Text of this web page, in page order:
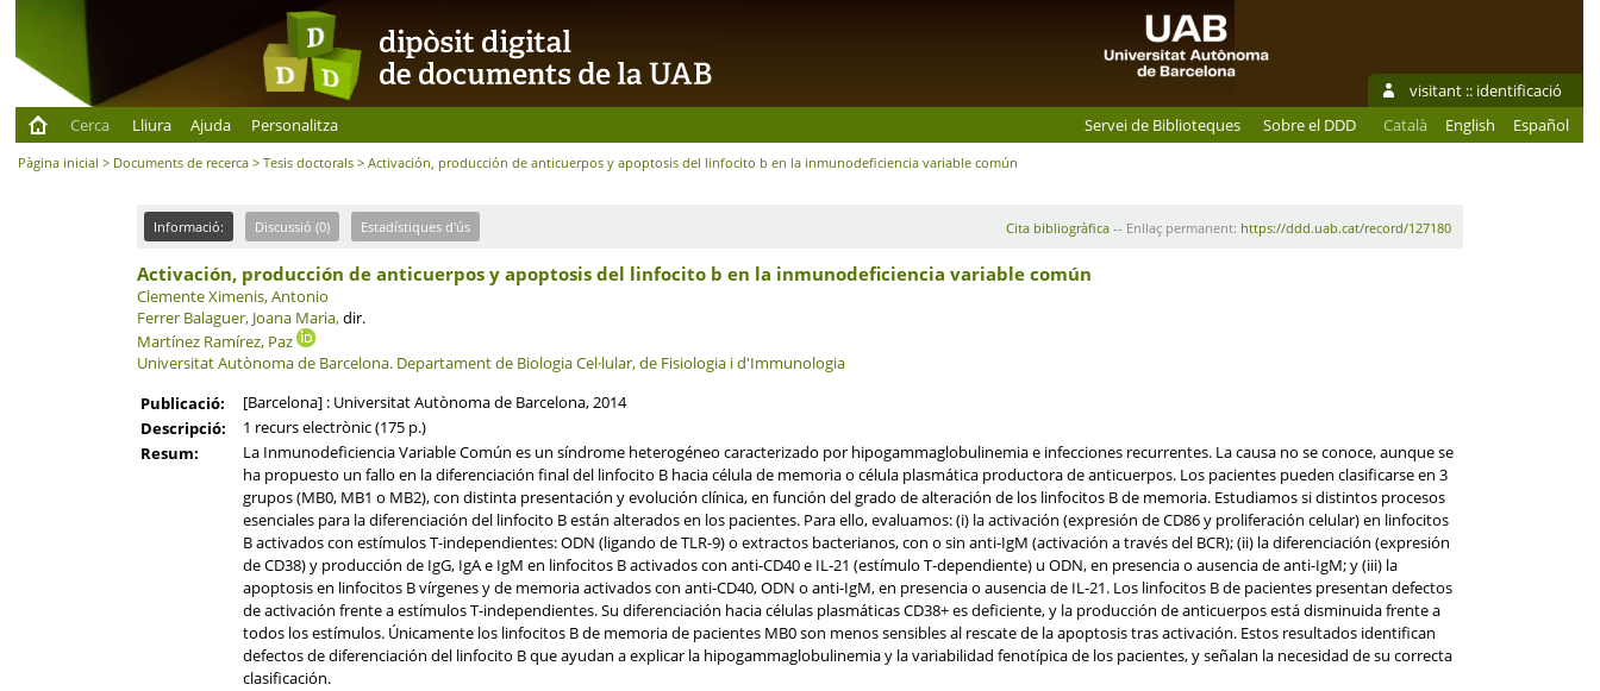
visitant :: identificació
Cerca
Lliura Ajuda Personalitza Servei de Biblioteques Sobre el DDD Català English Español
Pàgina inicial > Documents de recerca >Tesis doctorals > Activación, producción de anticuerpos y apoptosis del linfocito b en la inmunodeficiencia variable común
Informació: Discussió (0) Estadístiques d'ús Cita bibliogràfica-- Enllaç permanent: https://ddd.uab.cat/record/127180
Activación, producción de anticuerpos y apoptosis del linfocito b en la inmunodeficiencia variable común
Clemente Ximenis, Antonio
Ferrer Balaguer, Joana Maria,dir.
Martínez Ramírez, Paz
Universitat Autònoma de Barcelona. Departament de Biologia Cel·lular, de Fisiologia i d'Immunologia
Publicació:
[Barcelona] : Universitat Autònoma de Barcelona, 2014
Descripció:
1 recurs electrònic (175 p.)
Resum:
La Inmunodeficiencia Variable Común es un síndrome heterogéneo caracterizado por hipogammaglobulinemia e infecciones recurrentes. La causa no se conoce, aunque se
ha propuesto un fallo en la diferenciación final del linfocito B hacia célula de memoria o célula plasmática productora de anticuerpos. Los pacientes pueden clasificarse en 3
grupos (MB0, MB1 o MB2), con distinta presentación y evolución clínica, en función del grado de alteración de los linfocitos B de memoria. Estudiamos si distintos procesos
esenciales para la diferenciación del linfocito B están alterados en los pacientes. Para ello, evaluamos: (i) la activación (expresión de CD86 y proliferación celular) en linfocitos
B activados con estímulos T-independientes: ODN (ligando de TLR-9) o extractos bacterianos, con o sin anti-IgM (activación a través del BCR); (ii) la diferenciación (expresión
de CD38) y producción de IgG, IgA e IgM en linfocitos B activados con anti-CD40 e IL-21 (estímulo T-dependiente) u ODN, en presencia o ausencia de anti-IgM; y (iii) la
apoptosis en linfocitos B vírgenes y de memoria activados con anti-CD40, ODN o anti-IgM, en presencia o ausencia de IL-21. Los linfocitos B de pacientes presentan defectos
de activación frente a estímulos T-independientes. Su diferenciación hacia células plasmáticas CD38+ es deficiente, y la producción de anticuerpos está disminuida frente a
todos los estímulos. Únicamente los linfocitos B de memoria de pacientes MB0 son menos sensibles al rescate de la apoptosis tras activación. Estos resultados identifican
defectos de diferenciación del linfocito B que ayudan a explicar la hipogammaglobulinemia y la variabilidad fenotípica de los pacientes, y señalan la necesidad de su correcta
clasificación.